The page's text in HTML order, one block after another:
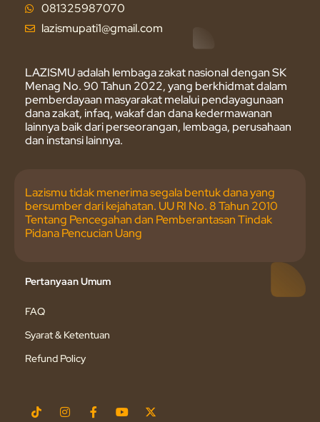
081325987070
lazismupati1@gmail.com
LAZISMU adalah lembaga zakat nasional dengan SK
Menag No. 90 Tahun 2022, yang berkhidmat dalam
pemberdayaan masyarakat melalui pendayagunaan
dana zakat, infaq, wakaf dan dana kedermawanan
lainnya baik dari perseorangan, lembaga, perusahaan
dan instansi lainnya.
Lazismu tidak menerima segala bentuk dana yang
bersumber dari kejahatan. UU RI No. 8 Tahun 2010
Tentang Pencegahan dan Pemberantasan Tindak
Pidana Pencucian Uang
Pertanyaan Umum
FAQ
Syarat & Ketentuan
Refund Policy